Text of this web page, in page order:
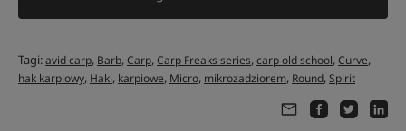
Tagi:avid carp, Barb,Carp,Carp Freaks series,carp old school,Curve,
hak karpiowy, Haki, karpiowe, Micro, mikrozadziorem, Round,Spirit